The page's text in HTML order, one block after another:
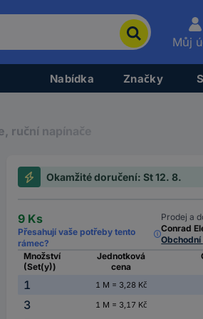
Můj
Nabídka Značky
ruční napínače
Okamžité doručení: St 12. 8.
9 Ks
Přesahují vaše potřeby tento
rámec?
Prodej a
Conrad
Množství
(Set(y))
Jednotková
cena
1 1 M = 3,28 Kč
3
1 M = 3,17 Kč